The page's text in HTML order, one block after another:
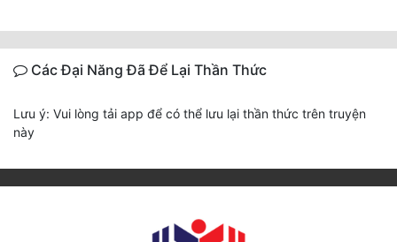
Các Đại Năng Đã Để Lại Thần Thức
Lưu ý: Vui lòng tải app để có thể lưu lại thần thức trên truyện
này